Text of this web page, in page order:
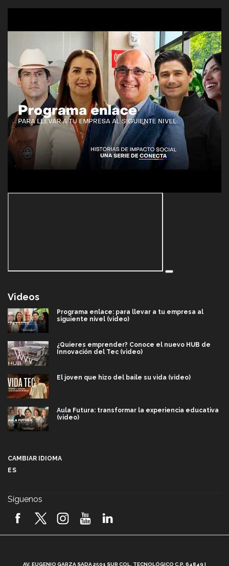
Videos
Programa enlace: para llevar a tu empresa al
siguiente nivel (video)
¿Quieres emprender? Conoce el nuevo HUB de
Innovación del Tec (video)
El joven que hizo del baile su vida (video)
Aula Futura: transformar la experiencia educativa
(video)
2026! (video)
CAMBIAR IDIOMA
ES
Síguenos
AV. EUGENIO GARZA SADA 2501 SUR COL. TECNOLÓGICO C.P. 64849 |